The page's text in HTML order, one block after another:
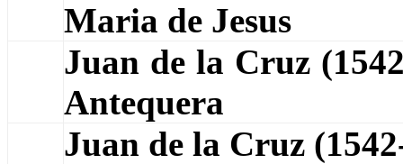
Maria de Jesus
Juan de la Cruz
Antequera
Juan de la Cruz